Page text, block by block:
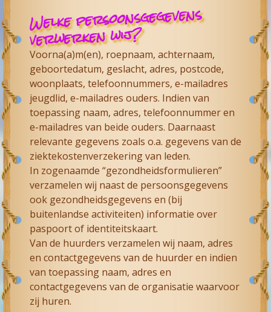
Welke persoonsgegevens
verwerken wij?
Voorna(a)m(en), roepnaam, achternaam,
geboortedatum, geslacht, adres, postcode,
woonplaats, telefoonnummers, e-mailadres
jeugdlid, e-mailadres ouders. Indien van
toepassing naam, adres, telefoonnummer en
e-mailadres van beide ouders. Daarnaast
relevante gegevens zoals o.a. gegevens van de
ziektekostenverzekering van leden.
In zogenaamde “gezondheidsformulieren”
verzamelen wij naast de persoonsgegevens
ook gezondheidsgegevens en (bij
buitenlandse activiteiten) informatie over
paspoort of identiteitskaart.
Van de huurders verzamelen wij naam, adres
en contactgegevens van de huurder en indien
van toepassing naam, adres en
contactgegevens van de organisatie waarvoor
zij huren.